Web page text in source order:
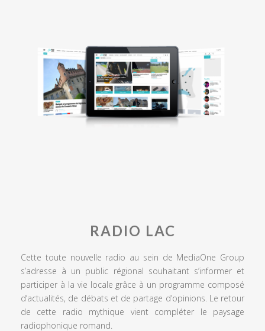
RADIO LAC
Cette toute nouvelle radio au sein de MediaOne Group
s’adresse à un public régional souhaitant s’informer et
participer à la vie locale grâce à un programme composé
d’actualités, de débats et de partage d’opinions. Le retour
de cette radio mythique vient compléter le paysage
radiophonique romand.